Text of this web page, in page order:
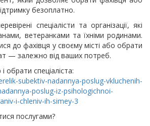
безоплатно.
спеціалісти та організації, які
ветеранками та їхніми родинами.
до фахівця у своєму місті або обрати
— залежно від ваших потреб.
обрати спеціаліста:
subektiv-nadannya-poslug-vkluchenih-
poslug-iz-psihologichnoi-
i-chleniv-ih-simey-3
послугами?